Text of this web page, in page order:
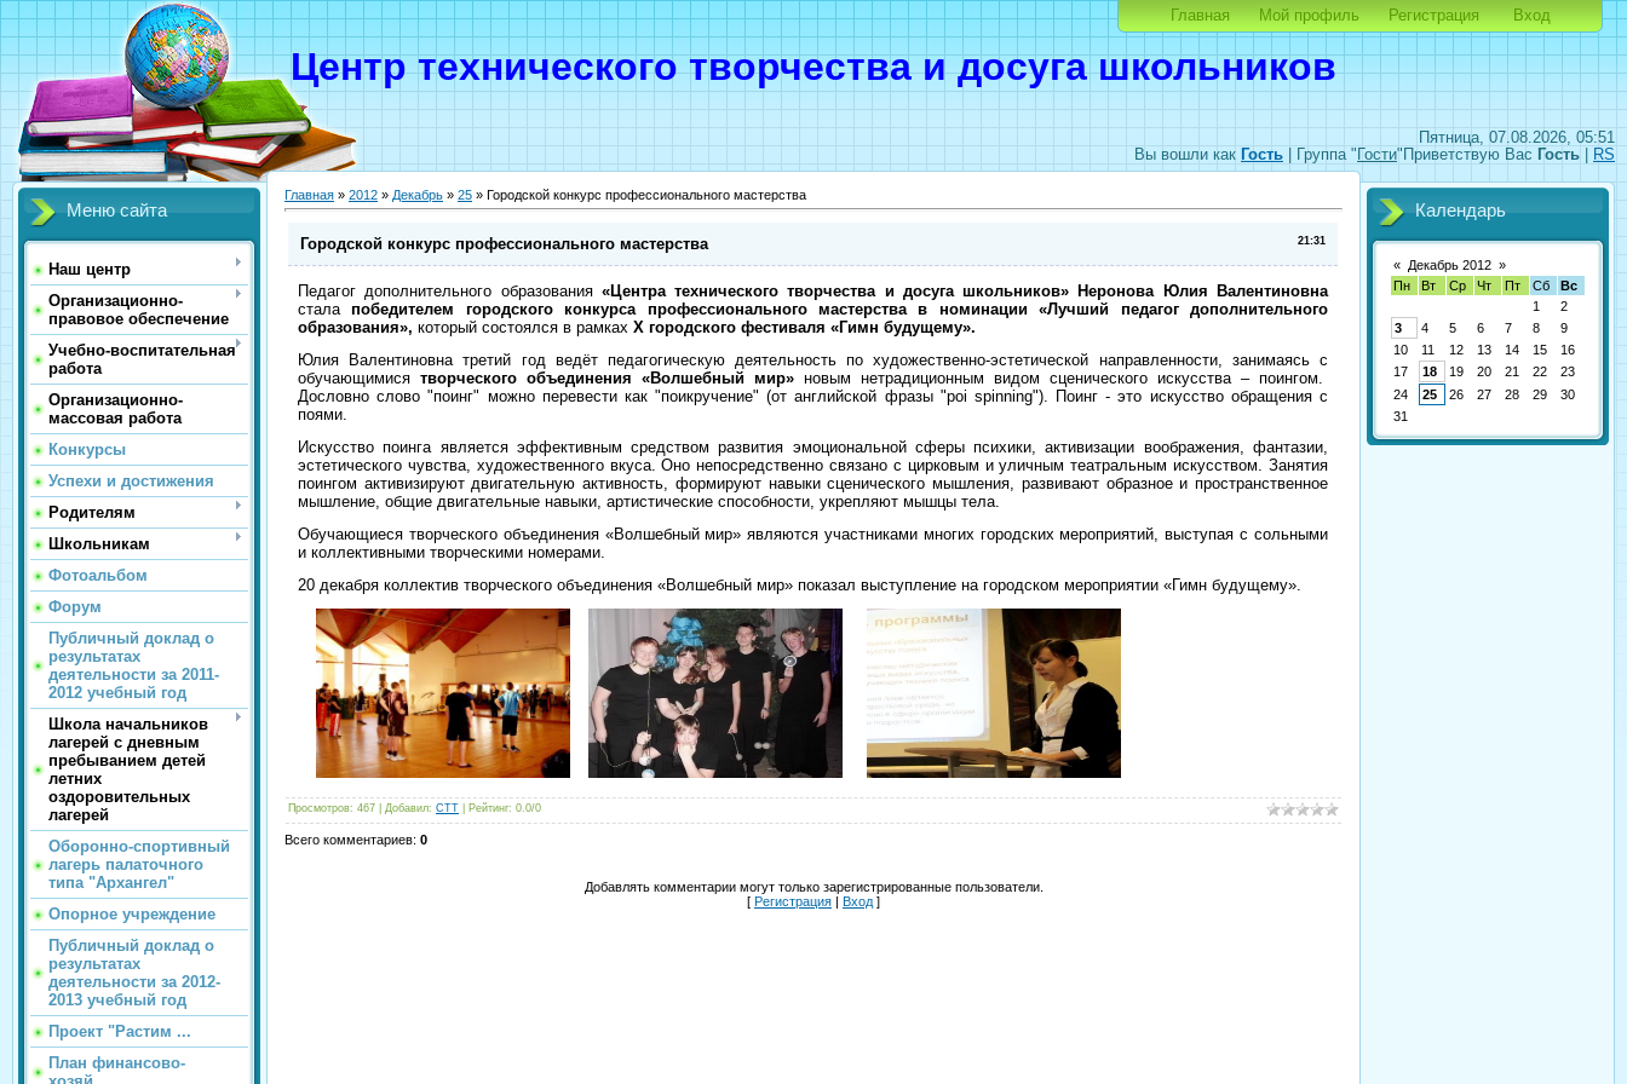
Пятница, 07.08.2026, 05:51
Вы вошли как Гость Группа" Гости" Приветствую Вас Гость RS
Главная Мой профиль Регистрация Вход
Центр технического творчества и досуга школьников
Меню сайта
Наш центр
Организационно-
правовое обеспечение
Учебно-воспитательная
работа
Организационно-
массовая работа
Конкурсы
Успехи и достижения
Родителям
Школьникам
Фотоальбом
Форум
Публичный доклад о
результатах
деятельности за 2011-
2012 учебный год
Школа начальников
лагерей с дневным
пребыванием детей
летних
оздоровительных
лагерей
Оборонно-спортивный
лагерь палаточного
типа "Архангел"
Опорное учреждение
Публичный доклад о
результатах
деятельности за 2012-
2013 учебный год
Проект "Растим ...
План финансово-
Главная » 2012 » Декабрь » 25 » Городской конкурс профессионального мастерства
21:31
Городской конкурс профессионального мастерства
Педагог дополнительного образования «Центра технического творчества и досуга школьников» Неронова Юлия Валентиновна
сталапобедителем городского конкурса профессионального мастерства в номинации «Лучший педагог дополнительного
образования», который состоялся в рамках X городского фестиваля «Гимн будущему».
Юлия Валентиновна третий год ведёт педагогическую деятельность по художественно-эстетической направленности, занимаясь с
обучающимися творческого объединения «Волшебный мир» новым нетрадиционным видом сценического искусства – поингом.
Дословно слово "поинг" можно перевести как "поикручение" (от английской фразы "poi spinning"). Поинг - это искусство обращения с
поями.
Искусство поинга является эффективным средством развития эмоциональной сферы психики, активизации воображения, фантазии,
эстетического чувства, художественного вкуса. Оно непосредственно связано с цирковым и уличным театральным искусством. Занятия
поингом активизируют двигательную активность, формируют навыки сценического мышления, развивают образное и пространственное
мышление, общие двигательные навыки, артистические способности, укрепляют мышцы тела.
Обучающиеся творческого объединения «Волшебный мир» являются участниками многих городских мероприятий, выступая с сольными
и коллективными творческими номерами.
20 декабря коллектив творческого объединения «Волшебный мир» показал выступление на городском мероприятии «Гимн будущему».
Просмотров: 467 | Добавил: CTT Рейтинг: 0.0/0
Всего комментариев: 0
Добавлять комментарии могут только зарегистрированные пользователи.
[ Регистрация | Вход ]
Календарь
« Декабрь 2012 »
Пн
Вт Ср Чт Пт Сб
Вс
1
2
3
4 5 6 7 8
9
10
11 12 13 14 15
16
17
18 19 20 21 22
23
24
25 26 27 28 29
30
31